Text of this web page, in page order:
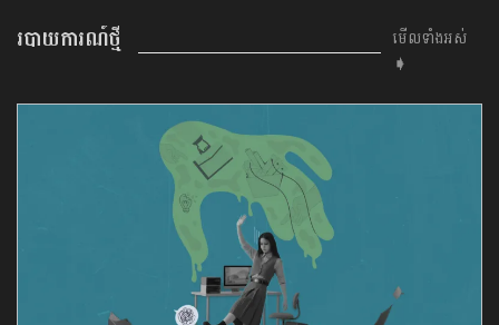
របាយការណ៍ថ្មី
មើលទាំងអស់
➧